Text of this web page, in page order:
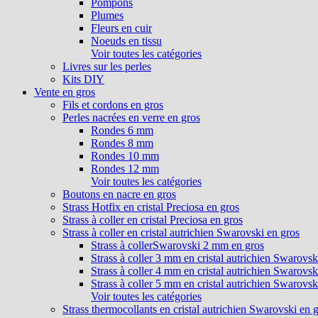
Pompons
Plumes
Fleurs en cuir
Noeuds en tissu
Voir toutes les catégories
Livres sur les perles
Kits DIY
Vente en gros
Fils et cordons en gros
Perles nacrées en verre en gros
Rondes 6 mm
Rondes 8 mm
Rondes 10 mm
Rondes 12 mm
Voir toutes les catégories
Boutons en nacre en gros
Strass Hotfix en cristal Preciosa en gros
Strass à coller en cristal Preciosa en gros
Strass à coller en cristal autrichien Swarovski en gros
Strass à collerSwarovski 2 mm en gros
Strass à coller 3 mm en cristal autrichien
Strass à coller 4 mm en cristal autrichien
Strass à coller 5 mm en cristal autrichien
Voir toutes les catégories
Strass thermocollants en cristal autrichien Swarovski en